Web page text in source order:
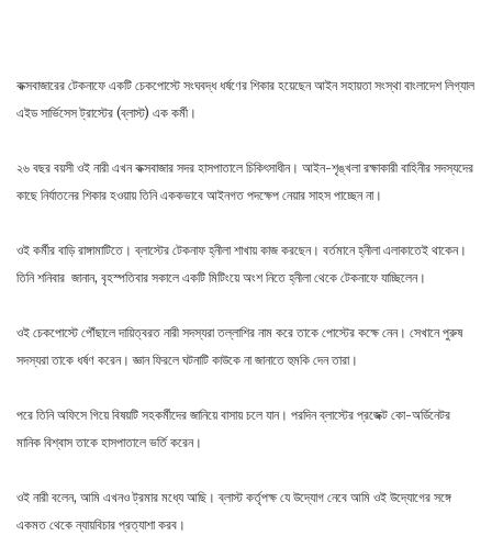
কক্সবাজারের টেকনাফে একটি চেকপোস্টে সংঘবদ্ধ ধর্ষণের শিকার হয়েছেন আইন সহায়তা সংস্থা বাংলাদেশ লিগ্যাল
এইড সার্ভিসেস ট্রাস্টের (ব্লাস্ট) এক কর্মী।
২৬ বছর বয়সী ওই নারী এখন কক্সবাজার সদর হাসপাতালে চিকিৎসাধীন। আইন-শৃঙ্খলা রক্ষাকারী বাহিনীর সদস্যদের
কাছে নির্যাতনের শিকার হওয়ায় তিনি এককভাবে আইনগত পদক্ষেপ নেয়ার সাহস পাচ্ছেন না।
ওই কর্মীর বাড়ি রাঙ্গামাটিতে। ব্লাস্টের টেকনাফ হ্নীলা শাখায় কাজ করছেন। বর্তমানে হ্নীলা এলাকাতেই থাকেন।
তিনি শনিবার জানান, বৃহস্পতিবার সকালে একটি মিটিংয়ে অংশ নিতে হ্নীলা থেকে টেকনাফে যাচ্ছিলেন।
ওই চেকপোস্টে পৌঁছালে দায়িত্বরত নারী সদস্যরা তল্লাশির নাম করে তাকে পোস্টের কক্ষে নেন। সেখানে পুরুষ
সদস্যরা তাকে ধর্ষণ করেন। জ্ঞান ফিরলে ঘটনাটি কাউকে না জানাতে হুমকি দেন তারা।
পরে তিনি অফিসে গিয়ে বিষয়টি সহকর্মীদের জানিয়ে বাসায় চলে যান। পরদিন ব্লাস্টের প্রজেক্ট কো-অর্ডিনেটর
মানিক বিশ্বাস তাকে হাসপাতালে ভর্তি করেন।
ওই নারী বলেন, আমি এখনও ট্রমার মধ্যে আছি। ব্লাস্ট কর্তৃপক্ষ যে উদ্যোগ নেবে আমি ওই উদ্যোগের সঙ্গে
একমত থেকে ন্যায়বিচার প্রত্যাশা করব।